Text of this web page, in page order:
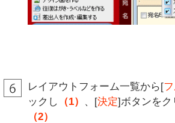
レイアウトフォーム一覧から[
ックし
（1） 、[決定]ボタンをク
（2）